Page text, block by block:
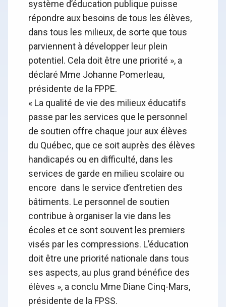
système d’éducation publique puisse
répondre aux besoins de tous les élèves,
dans tous les milieux, de sorte que tous
parviennent à développer leur plein
potentiel. Cela doit être une priorité », a
déclaré Mme Johanne Pomerleau,
présidente de la FPPE.
« La qualité de vie des milieux éducatifs
passe par les services que le personnel
de soutien offre chaque jour aux élèves
du Québec, que ce soit auprès des élèves
handicapés ou en difficulté, dans les
services de garde en milieu scolaire ou
encore dans le service d’entretien des
bâtiments. Le personnel de soutien
contribue à organiser la vie dans les
écoles et ce sont souvent les premiers
visés par les compressions. L’éducation
doit être une priorité nationale dans tous
ses aspects, au plus grand bénéfice des
élèves », a conclu Mme Diane Cinq-Mars,
présidente de la FPSS.